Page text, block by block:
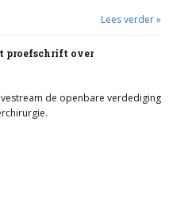
Lees verder »
proefschrift over
de openbare verdediging